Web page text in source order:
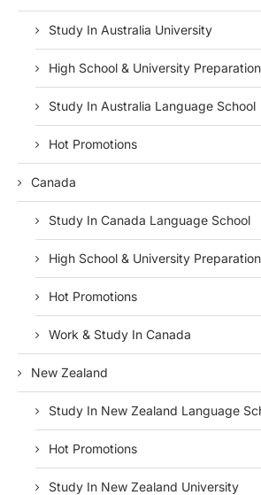
Study In Australia University
High School & University Preparation
Study In Australia Language School
Hot Promotions
Canada
Study In Canada Language School
High School & University
Hot Promotions
Work & Study In Canada
New Zealand
Study In New Zealand Language
Hot Promotions
Study In New Zealand University